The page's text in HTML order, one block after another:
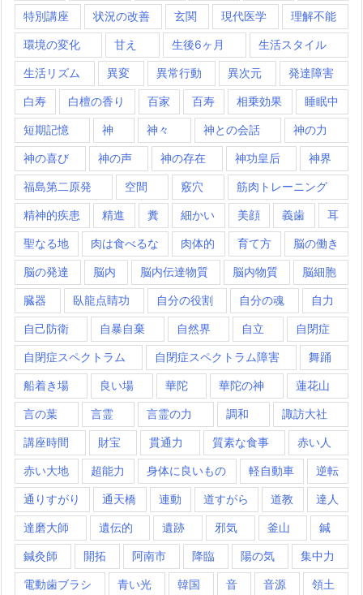
特別講座 状況の改善 玄関 現代医学 理解不能
環境の変化 甘え 生後6ヶ月 生活スタイル
生活リズム 異変 異常行動 異次元 発達障害
白寿 白檀の香り 百家 百寿 相乗効果 睡眠中
短期記憶 神 神々 神との会話 神の力
神の喜び 神の声 神の存在 神功皇后 神界
福島第二原発 空間 竅穴 筋肉トレーニング
精神的疾患 精進 糞 細かい 美顔 義歯 耳
聖なる地 肉は食べるな 肉体的 育て方 脳の働き
脳の発達 脳内 脳内伝達物質 脳内物質 脳細胞
臓器 臥龍点睛功 自分の役割 自分の魂 自力
自己防衛 自暴自棄 自然界 自立 自閉症
自閉症スペクトラム 自閉症スペクトラム障害 舞踊
船着き場 良い場 華陀 華陀の神 蓮花山
言の葉 言霊 言霊の力 調和 諏訪大社
講座時間 財宝 貫通力 質素な食事 赤い人
赤い大地 超能力 身体に良いもの 軽自動車 逆転
通りすがり 通天橋 連動 道すがら 道教 達人
達磨大師 遺伝的 遺跡 邪気 釜山 鍼
鍼灸師 開拓 阿南市 降臨 陽の気 集中力
電動歯ブラシ 青い光 韓国 音 音源 領土